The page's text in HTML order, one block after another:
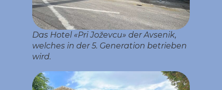
Das Hotel «Pri Joževcu» der Avsenik,
welches in der 5. Generation betrieben
wird.